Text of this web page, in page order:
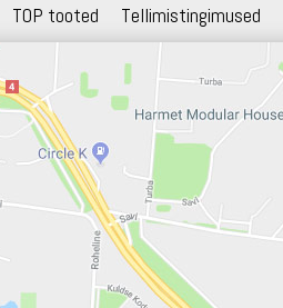
TOP tooted Tellimistingimused